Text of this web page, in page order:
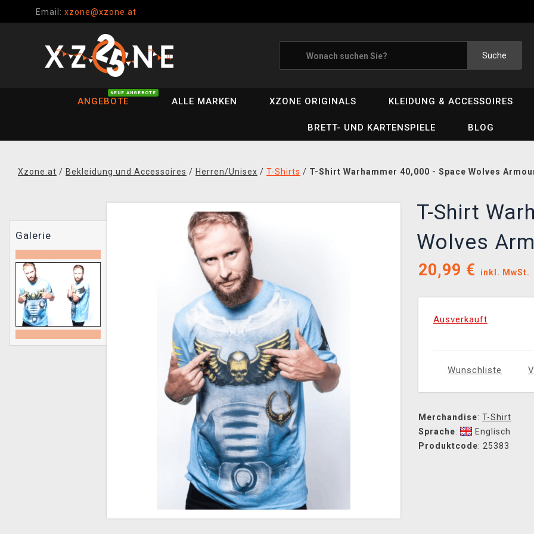
Email: xzone@xzone.at
Suche
ANGEBOTE
NEUE ANGEBOTE
ALLE MARKEN XZONE ORIGINALS KLEIDUNG & ACCESSOIRES
BRETT- UND KARTENSPIELE BLOG
Xzone.at / Bekleidung und Accessoires / Herren/Unisex / T-Shirts / T-Shirt Warhammer 40,000 - Space Wolves
Galerie
T-Shirt
Wolves
20,99 € inkl. MwSt.
Ausverkauft
Wunschliste
Merchandise: T-Shirt
Sprache:
Englisch
Produktcode: 25383